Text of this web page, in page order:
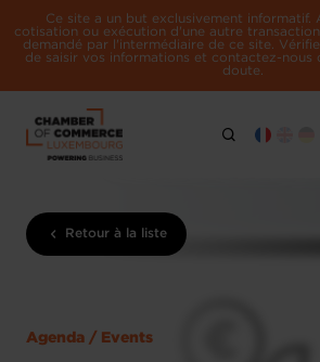
Ce site a un but exclusivement informatif.
cotisation ou exécution d'une autre
demandé par l'intermédiaire de ce site.
de saisir vos informations et contactez-nous
doute.
Retour à la liste
Agenda / Events